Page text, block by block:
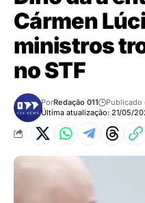
Cármen
ministros
no STF
Última atualização: 21/05/
PorRedação 011 Publicado